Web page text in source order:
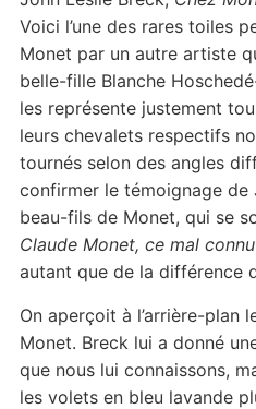
Voici l’une des rares toiles
Monet par un autre artiste
belle-fille Blanche
les représente justement
leurs chevalets respectifs
tournés selon des angles
confirmer le témoignage de
beau-fils de Monet, qui se
Claude Monet, ce mal connu
autant que de la différence
On aperçoit à l’arrière-plan
Monet. Breck lui a donné
que nous lui connaissons,
les volets en bleu lavande